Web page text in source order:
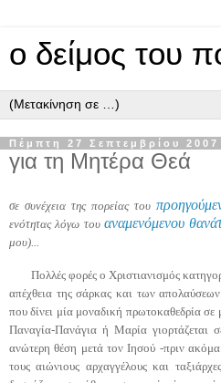
ο δείμος του
Πέμπτη 27 Σεπτεμβρίου 2007
για τη Μητέρα Θεά
σε συνέχεια της πορείας του
ενότητας λόγω του αναμενόμενου
μου)...
Πολλές φορές ο Χριστιανισμός
απέχθεια της σάρκας και των
που δίνει μία μοναδική πρωτοκαθεδρία
Παναγία-Πανάγια ή Μαρία γιορτάζεται
ανώτερη θέση μετά τον Ιησού -πριν ακόμα
τους αιώνιους αρχαγγέλους και